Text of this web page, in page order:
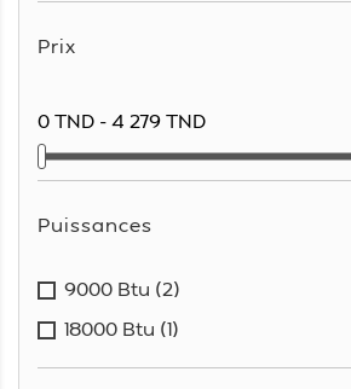
Prix
0 TND - 4 279 TND
Puissances
9000 Btu (2)
18000 Btu (1)